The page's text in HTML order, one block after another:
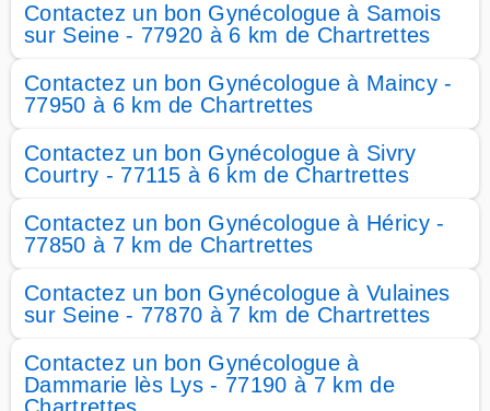
Contactez un bon Gynécologue à Samois
sur Seine - 77920 à 6 km de Chartrettes
Contactez un bon Gynécologue à Maincy -
77950 à 6 km de Chartrettes
Contactez un bon Gynécologue à Sivry
Courtry - 77115 à 6 km de Chartrettes
Contactez un bon Gynécologue à Héricy -
77850 à 7 km de Chartrettes
Contactez un bon Gynécologue à Vulaines
sur Seine - 77870 à 7 km de Chartrettes
Contactez un bon Gynécologue à
Dammarie lès Lys - 77190 à 7 km de